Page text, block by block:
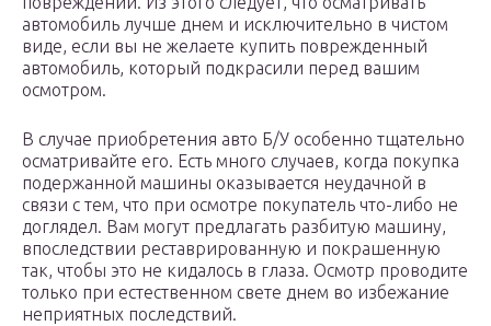
автомобиль лучше днем и исключительно в чистом
виде, если вы не желаете купить поврежденный
автомобиль, который подкрасили перед вашим
осмотром.
В случае приобретения авто Б/У особенно тщательно
осматривайте его. Есть много случаев, когда покупка
подержанной машины оказывается неудачной в
связи с тем, что при осмотре покупатель что-либо не
доглядел. Вам могут предлагать разбитую машину,
впоследствии реставрированную и покрашенную
так, чтобы это не кидалось в глаза. Осмотр проводите
только при естественном свете днем во избежание
неприятных последствий.